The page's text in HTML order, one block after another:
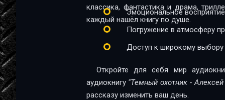
Глава 22. Мастера своего дела
Глава 23. Прорыв
Глава 24. Все только начинается
классика, фантастика и драма,
каждый нашёл книгу по душе.
Эмоциональное восприятие
Погружение в атмосферу
Доступ к широкому выбору
Откройте для себя мир
аудиокнигу "Темный охотник - Алексей
рассказу изменить ваш день.